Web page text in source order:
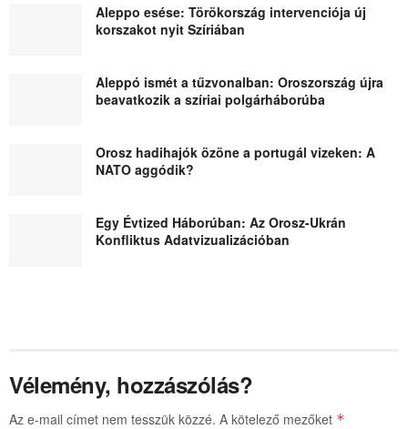
Aleppo esése: Törökország intervenciója új
korszakot nyit Szíriában
Aleppó ismét a tűzvonalban: Oroszország újra
beavatkozik a szíriai polgárháborúba
Orosz hadihajók özöne a portugál vizeken: A
NATO aggódik?
Egy Évtized Háborúban: Az Orosz-Ukrán
Konfliktus Adatvizualizációban
Vélemény, hozzászólás?
Az e-mail címet nem tesszük közzé. A kötelező mezőket *